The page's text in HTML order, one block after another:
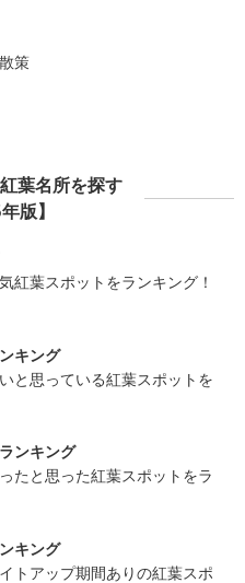
策
葉名所を探す
版】
紅葉スポットをランキング！
キング
と思っている紅葉スポットを
ンキング
たと思った紅葉スポットをラ
キング
トアップ期間ありの紅葉スポ